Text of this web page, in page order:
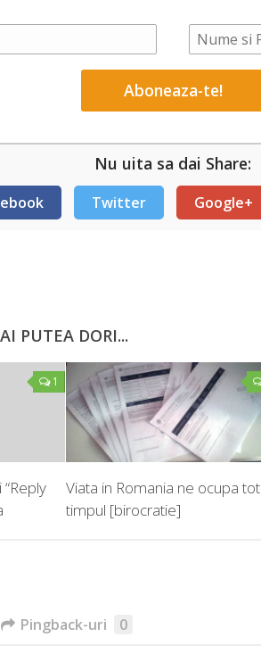
Nu uita sa dai Share:
Twitter Google+
PUTEA DORI...
1
Viata in Romania ne ocupa tot
timpul [birocratie]
Pingback-uri 0